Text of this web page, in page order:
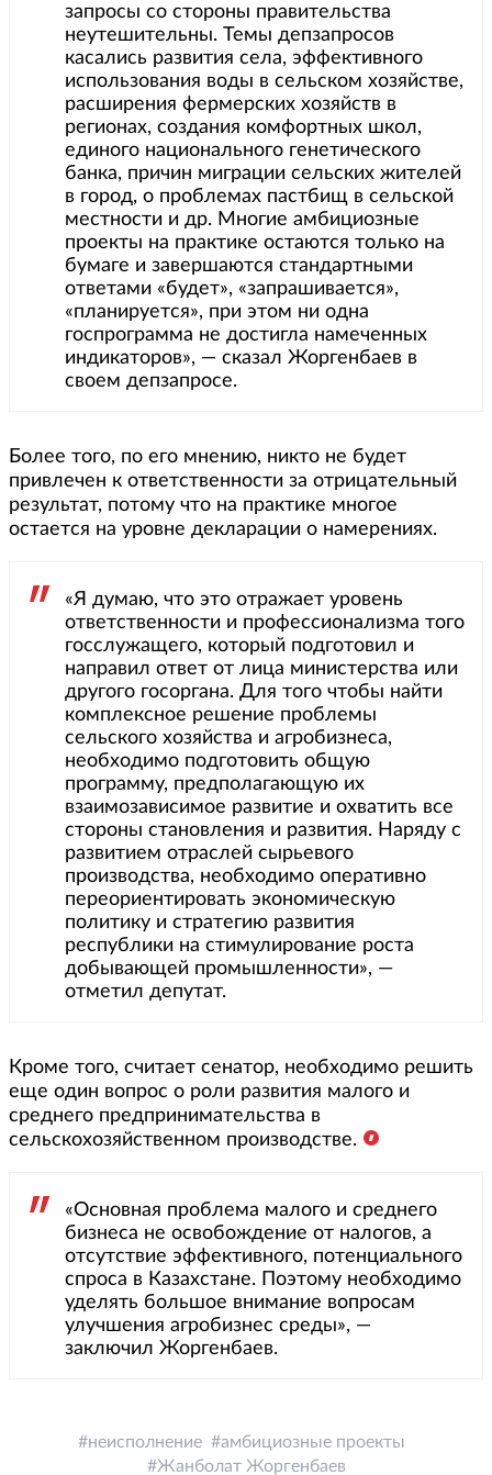
запросы со стороны правительства
неутешительны. Темы депзапросов
касались развития села, эффективного
использования воды в сельском хозяйстве,
расширения фермерских хозяйств в
регионах, создания комфортных школ,
единого национального генетического
банка, причин миграции сельских жителей
в город, о проблемах пастбищ в сельской
местности и др. Многие амбициозные
проекты на практике остаются только на
бумаге и завершаются стандартными
ответами «будет», «запрашивается»,
«планируется», при этом ни одна
госпрограмма не достигла намеченных
индикаторов», — сказал Жоргенбаев в
своем депзапросе.
Более того, по его мнению, никто не будет
привлечен к ответственности за отрицательный
результат, потому что на практике многое
остается на уровне декларации о намерениях.
«Я думаю, что это отражает уровень
ответственности и профессионализма того
госслужащего, который подготовил и
направил ответ от лица министерства или
другого госоргана. Для того чтобы найти
комплексное решение проблемы
сельского хозяйства и агробизнеса,
необходимо подготовить общую
программу, предполагающую их
взаимозависимое развитие и охватить все
стороны становления и развития. Наряду с
развитием отраслей сырьевого
производства, необходимо оперативно
переориентировать экономическую
политику и стратегию развития
республики на стимулирование роста
добывающей промышленности», —
отметил депутат.
Кроме того, считает сенатор, необходимо решить
еще один вопрос о роли развития малого и
среднего предпринимательства в
сельскохозяйственном производстве.
«Основная проблема малого и среднего
бизнеса не освобождение от налогов, а
отсутствие эффективного, потенциального
спроса в Казахстане. Поэтому необходимо
уделять большое внимание вопросам
улучшения агробизнес среды», —
заключил Жоргенбаев.
неисполнение
амбициозные проекты
Жанболат Жоргенбаев